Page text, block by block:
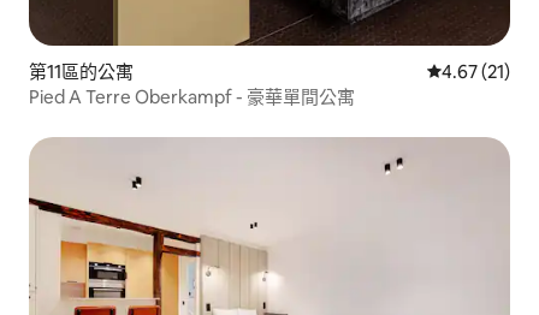
第11區的公寓 從 21 則評價
4.67 (21)
Pied A Terre Oberkampf - 豪華單間公寓